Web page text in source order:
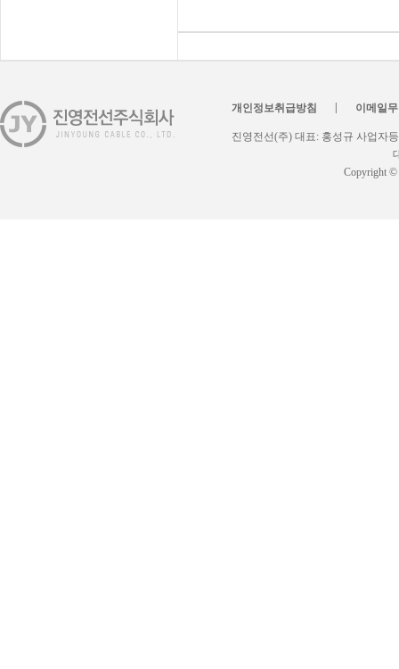
진영전선(주) 대표: 홍성규 사업자
Copyright ©
개인정보취급방침 이메일